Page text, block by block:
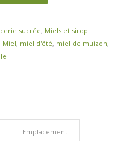
sucrée, Miels et sirop
Miel, miel d'été, miel de muizon,
Emplacement